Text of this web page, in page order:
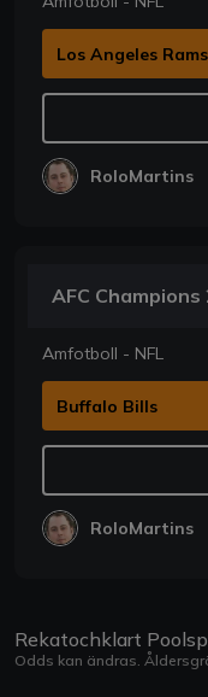
Los Angeles Rams
RoloMartins
AFC Champions
Amfotboll - NFL
Buffalo Bills
RoloMartins
Rekatochklart
Odds kan ändras.